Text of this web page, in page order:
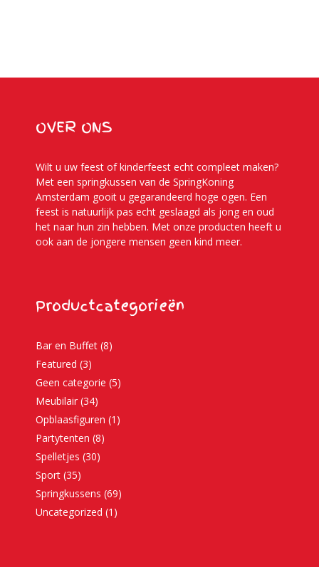
OVER ONS
Wilt u uw feest of kinderfeest echt compleet maken?
Met een springkussen van de SpringKoning
Amsterdam gooit u gegarandeerd hoge ogen. Een
feest is natuurlijk pas echt geslaagd als jong en oud
het naar hun zin hebben. Met onze producten heeft u
ook aan de jongere mensen geen kind meer.
Productcategorieën
Bar en Buffet (8)
Featured (3)
Geen categorie (5)
Meubilair (34)
Opblaasfiguren (1)
Partytenten (8)
Spelletjes (30)
Sport (35)
Springkussens (69)
Uncategorized (1)